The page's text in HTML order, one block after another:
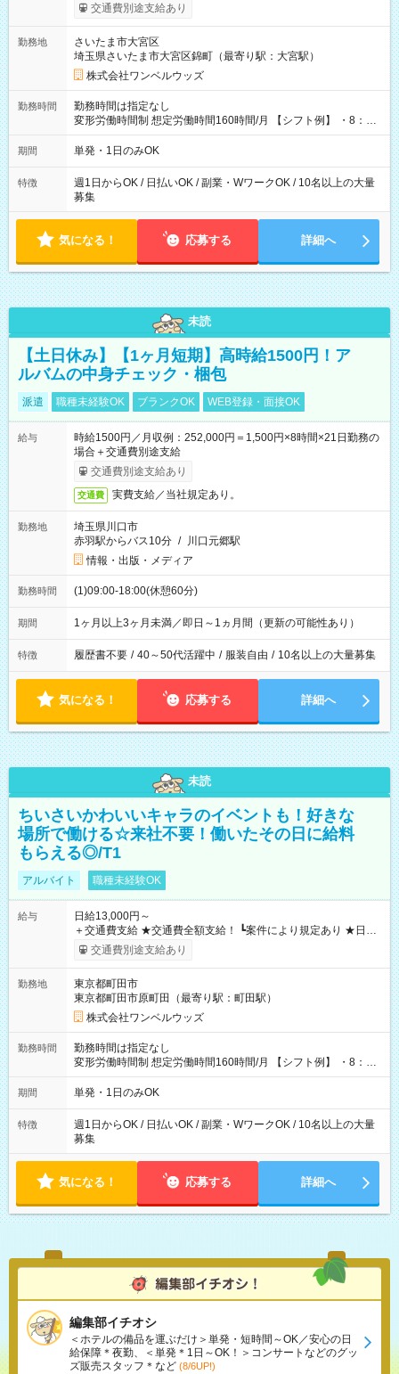
いOK！（規定あり） ┗働いたその日に現金GET♪ お仕事後はコ
ンビニATMから 日払い分を引き落とせます！ 【試用期間】試
交通費別途支給あり
勤務地
さいたま市大宮区
埼玉県さいたま市大宮区錦町（最寄り駅：大宮駅）
株式会社ワンベルウッズ
勤務時間
勤務時間は指定なし
変形労働時間制 想定労働時間160時間/月 【シフト例】 ・8：00
～21：00
期間 単発・1日のみOK
特徴
週1日からOK / 日払いOK / 副業・WワークOK / 10名以上の大量
募集
気になる！ 応募する 詳細へ
未読
【土日休み】【1ヶ月短期】高時給1500円！ア
ルバムの中身チェック・梱包
派遣 職種未経験OK ブランクOK WEB登録・面接OK
給与
時給1500円／月収例：252,000円＝1,500円×8時間×21日勤務の
場合＋交通費別途支給
交通費別途支給あり
交通費 実費支給／当社規定あり。
勤務地
埼玉県川口市
赤羽駅からバス10分 / 川口元郷駅
情報・出版・メディア
勤務時間 (1)09:00-18:00(休憩60分)
期間 1ヶ月以上3ヶ月未満／即日～1ヵ月間（更新の可能性あり）
特徴 履歴書不要 / 40～50代活躍中 / 服装自由 / 10名以上の大量募集
気になる！ 応募する 詳細へ
未読
ちいさいかわいいキャラのイベントも！好きな
場所で働ける☆来社不要！働いたその日に給料
もらえる◎/T1
アルバイト 職種未経験OK
給与
日給13,000円～
＋交通費支給 ★交通費全額支給！ ┗案件により規定あり ★日払
いOK！（規定あり） ┗働いたその日に現金GET♪ お仕事後はコ
ンビニATMから 日払い分を引き落とせます！ 【試用期間】試
交通費別途支給あり
勤務地
東京都町田市
東京都町田市原町田（最寄り駅：町田駅）
株式会社ワンベルウッズ
勤務時間
勤務時間は指定なし
変形労働時間制 想定労働時間160時間/月 【シフト例】 ・8：00
～21：00
期間 単発・1日のみOK
特徴
週1日からOK / 日払いOK / 副業・WワークOK / 10名以上の大量
募集
気になる！ 応募する 詳細へ
編集部イチオシ
＜ホテルの備品を運ぶだけ＞単発・短時間～OK／安心の日
給保障＊夜勤、＜単発＊1日～OK！＞コンサートなどのグッ
ズ販売スタッフ＊など (8/6UP!)